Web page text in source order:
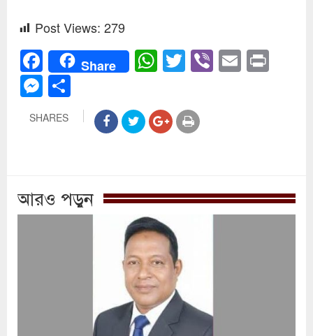
Post Views: 279
Facebook
Share WhatsApp
Twitter
Viber
Email
Messenger
SHARES
আরও পড়ুন